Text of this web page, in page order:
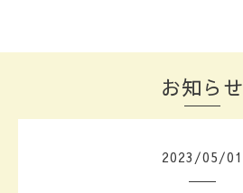
お知らせ
2023 /05/01